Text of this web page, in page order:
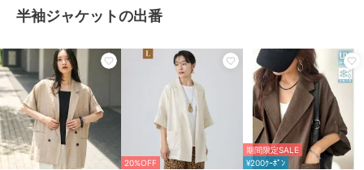
半袖ジャケットの出番
20%OFF
期間限定SALE
¥200ｸｰﾎﾟﾝ